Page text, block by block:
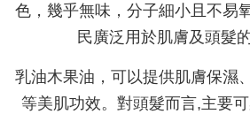
色，幾乎無味，分子細小且不易
民廣泛用於肌膚及頭髮
乳油木果油，可以提供肌膚保濕
等美肌功效。對頭髮而言,主要